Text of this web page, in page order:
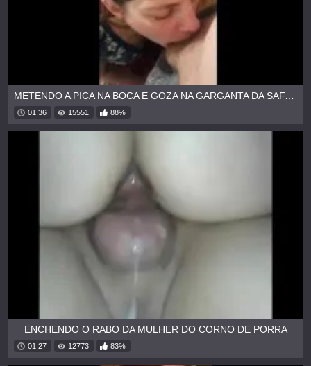
01:36 15551 88%
ENCHENDO O RABO DA MULHER DO CORNO DE PORRA
01:27 12773 83%